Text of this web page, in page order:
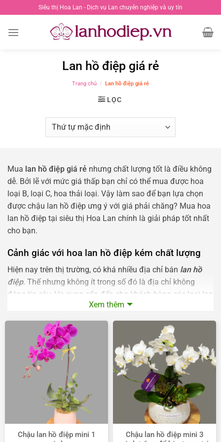
đến
nội
Siêu thị Hoa Lan - Dịch vụ Lan chuyên nghiệp và uy tín
Lan hồ điệp giá rẻ
Trang chủ / Lan hồ điệp giá rẻ
LỌC
Mua lan hồ điệp giá rẻ nhưng chất lượng tốt là điều không
dễ. Bởi lẽ với mức giá thấp bạn chỉ có thể mua được hoa
loại B, loại C, hoa thải loại. Vậy làm sao để bạn lựa chọn
được chậu lan hồ điệp ưng ý với giá phải chăng? Mua hoa
lan hồ điệp tại siêu thị Hoa Lan chính là giải pháp tốt nhất
cho bạn.
Cảnh giác với hoa lan hồ điệp kém chất lượng
Hiện nay trên thị trường, có khá nhiều địa chỉ bán lan hồ
điệp. Thế nhưng không ít trong số đó là địa chỉ không
đáng tin cậy. Họ cung cấp đến cho khách hàng các loại lan
hồ điệp không rõ nguồn gốc xuất xứ. Bên cạnh đó là loại
lan hồ điệp Trung Quốc có chất lượng kém. Tuy nhiên lợi
dụng sự thiếu hiểu biết của khách hàng, cửa hàng vẫn bán
lan hồ điệp với giá cao ngang ngửa với loại lan chất lượng
tốt. Chính vì thế để không nhận phải “trái đắng”, bạn cần
phải phân biệt loại lan hồ điệp kém chất lượng với lan chất
lượng cao.
Xem thêm
Chậu lan hồ điệp mini 1
Chậu lan hồ điệp mini 3